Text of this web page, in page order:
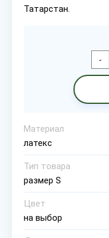
Татарстан.
-
Материал
латекс
Тип товара
размер S
Цвет
на выбор